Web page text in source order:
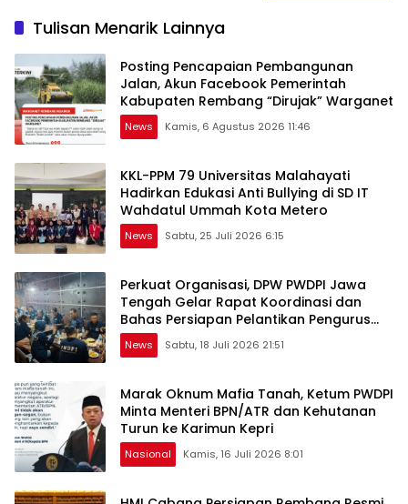
Tulisan Menarik Lainnya
Posting Pencapaian Pembangunan
Jalan, Akun Facebook Pemerintah
Kabupaten Rembang “Dirujak” Warganet
News Kamis, 6 Agustus 2026 11:46
KKL-PPM 79 Universitas Malahayati
Hadirkan Edukasi Anti Bullying di SD IT
Wahdatul Ummah Kota Metero
News Sabtu, 25 Juli 2026 6:15
Perkuat Organisasi, DPW PWDPI Jawa
Tengah Gelar Rapat Koordinasi dan
Bahas Persiapan Pelantikan Pengurus
Baru
News Sabtu, 18 Juli 2026 21:51
Marak Oknum Mafia Tanah, Ketum PWDPI
Minta Menteri BPN/ATR dan Kehutanan
Turun ke Karimun Kepri
Nasional Kamis, 16 Juli 2026 8:01